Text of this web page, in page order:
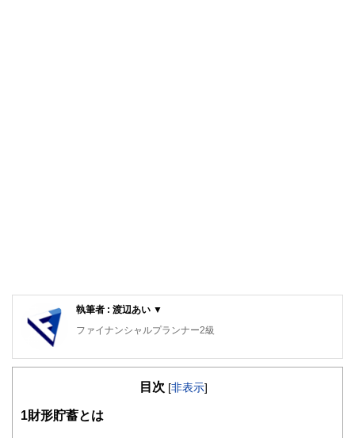
執筆者 : 渡辺あい ▼
ファイナンシャルプランナー2級
目次 [非表示]
1 財形貯蓄とは